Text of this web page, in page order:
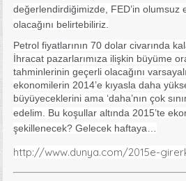
değerlendirdiğimizde, FED’in olumsuz
olacağını belirtebiliriz.
Petrol fiyatlarının 70 dolar civarında
İhracat pazarlarımıza ilişkin büyüme
tahminlerinin geçerli olacağını
ekonomilerin 2014’e kıyasla daha
büyüyeceklerini ama ‘daha’nın çok
edelim. Bu koşullar altında 2015’te
şekillenecek? Gelecek haftaya…
http://www.dunya.com/2015e-